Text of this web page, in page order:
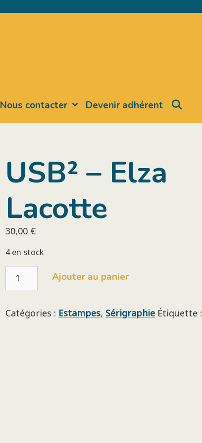
Nous contacter Devenir adhérent
USB² – Elza
Lacotte
30,00 €
4 en stock
USB²
Elza
Ajouter au panier
Catégories : Estampes, Sérigraphie Étiquette :